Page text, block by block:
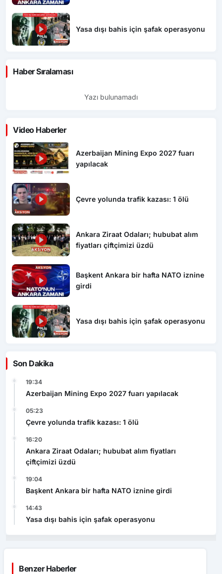
Yasa dışı bahis için şafak operasyonu
Haber Sıralaması
Yazı bulunamadı
Video Haberler
Azerbaijan Mining Expo 2027 fuarı
yapılacak
Çevre yolunda trafik kazası: 1 ölü
Ankara Ziraat Odaları; hububat alım
fiyatları çiftçimizi üzdü
Başkent Ankara bir hafta NATO iznine
girdi
Yasa dışı bahis için şafak operasyonu
Son Dakika
19:34
Azerbaijan Mining Expo 2027 fuarı yapılacak
05:23
Çevre yolunda trafik kazası: 1 ölü
16:20
Ankara Ziraat Odaları; hububat alım fiyatları
çiftçimizi üzdü
19:04
Başkent Ankara bir hafta NATO iznine girdi
14:43
Yasa dışı bahis için şafak operasyonu
Benzer Haberler